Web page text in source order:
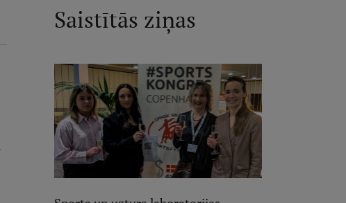
Saistītās ziņas